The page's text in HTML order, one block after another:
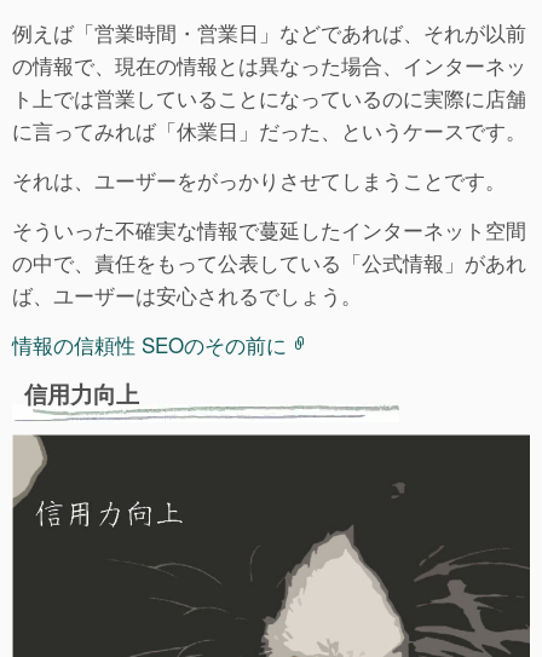
例えば「営業時間・営業日」などであれば、それが以前
の情報で、現在の情報とは異なった場合、インターネッ
ト上では営業していることになっているのに実際に店舗
に言ってみれば「休業日」だった、というケースです。
それは、ユーザーをがっかりさせてしまうことです。
そういった不確実な情報で蔓延したインターネット空間
の中で、責任をもって公表している「公式情報」があれ
ば、ユーザーは安心されるでしょう。
情報の信頼性 SEOのその前に
信用力向上